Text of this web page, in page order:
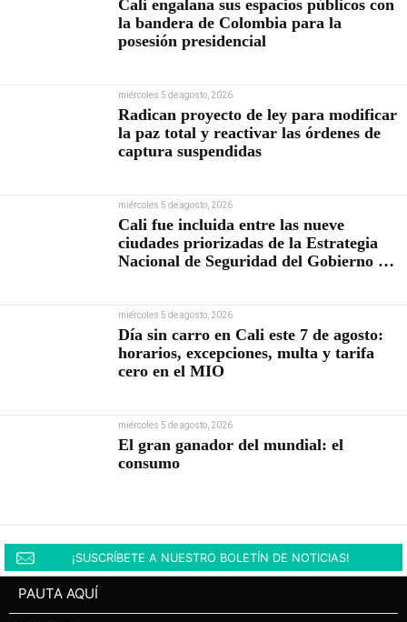
Cali engalana sus espacios públicos con
la bandera de Colombia para la
posesión presidencial
miércoles 5 de agosto, 2026
Radican proyecto de ley para modificar
la paz total y reactivar las órdenes de
captura suspendidas
miércoles 5 de agosto, 2026
Cali fue incluida entre las nueve
ciudades priorizadas de la Estrategia
Nacional de Seguridad del Gobierno de
miércoles 5 de agosto, 2026
Día sin carro en Cali este 7 de agosto:
horarios, excepciones, multa y tarifa
cero en el MIO
miércoles 5 de agosto, 2026
El gran ganador del mundial: el
consumo
¡SUSCRÍBETE A NUESTRO BOLETÍN DE NOTICIAS!
PAUTA AQUÍ